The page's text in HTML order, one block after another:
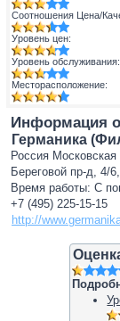
Соотношения Цена/
Уровень цен:
Уровень обслуживания:
Месторасположение:
Информация
Германика
Россия
Береговой пр-д, 4/
Время работы: С
+7 (495) 225-15-15
http://